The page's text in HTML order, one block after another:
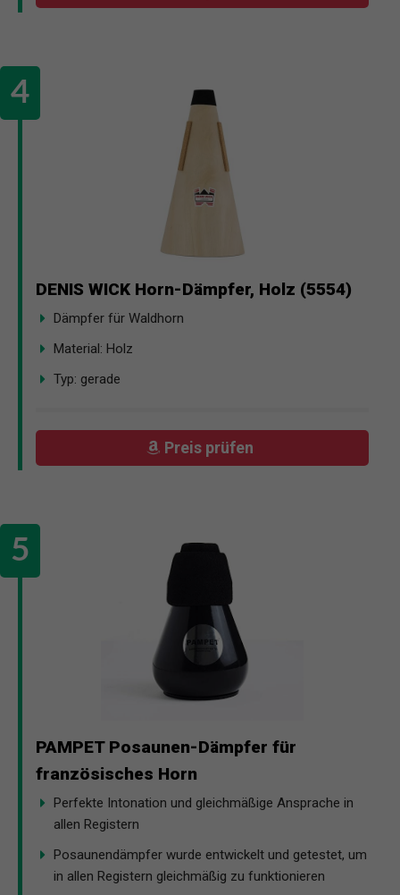
DENIS WICK Horn-Dämpfer, Holz (5554)
Dämpfer für Waldhorn
Material: Holz
Typ: gerade
Preis prüfen
PAMPET Posaunen-Dämpfer für
französisches Horn
Perfekte Intonation und gleichmäßige Ansprache in
allen Registern
Posaunendämpfer wurde entwickelt und getestet, um
in allen Registern gleichmäßig zu funktionieren